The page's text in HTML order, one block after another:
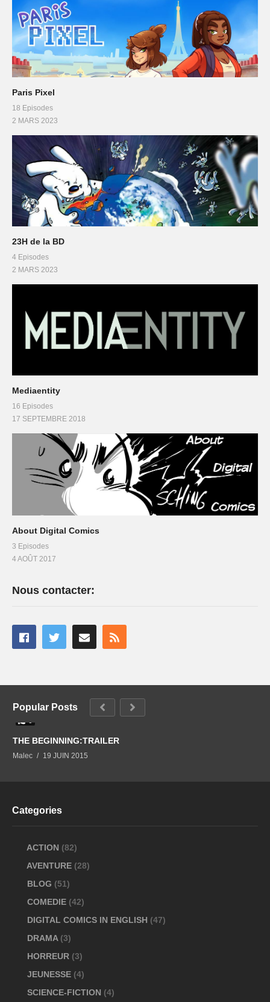
Paris Pixel
18 Episodes
2 MARS 2023
23H de la BD
4 Episodes
2 MARS 2023
Mediaentity
16 Episodes
17 SEPTEMBRE 2018
About Digital Comics
3 Episodes
4 AOÛT 2017
Nous contacter:
Popular Posts
0
THE BEGINNING:TRAILER
Malec 19 JUIN 2015
Categories
ACTION (82)
AVENTURE (28)
BLOG (51)
COMEDIE (42)
DIGITAL COMICS IN ENGLISH (47)
DRAMA (3)
HORREUR (3)
JEUNESSE (4)
SCIENCE-FICTION (4)